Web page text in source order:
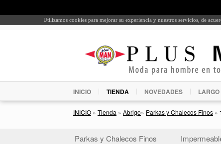
Utilizamos cookies para mejorar su experiencia y nuestros servicios, de
INICIO TIENDA NOVEDADES
INICIO » Tienda » Abrigo» Parkas y Chalecos Finos »
Parkas y Chalecos Finos